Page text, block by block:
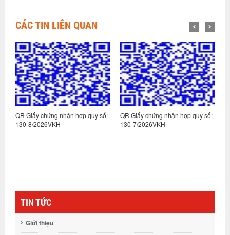
CÁC TIN LIÊN QUAN
QR Giấy chứng nhận hợp quy số:
130-8/2026VKH
QR Giấy chứng nhận hợp quy số:
130-7/2026VKH
TIN TỨC
Giới thiệu